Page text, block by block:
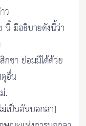
ว
นี้ มีอธิบายดังนี้ว่า
กขา ย่อมมีได้ด้วย
อื่น
.
เป็นอันบอกลา]